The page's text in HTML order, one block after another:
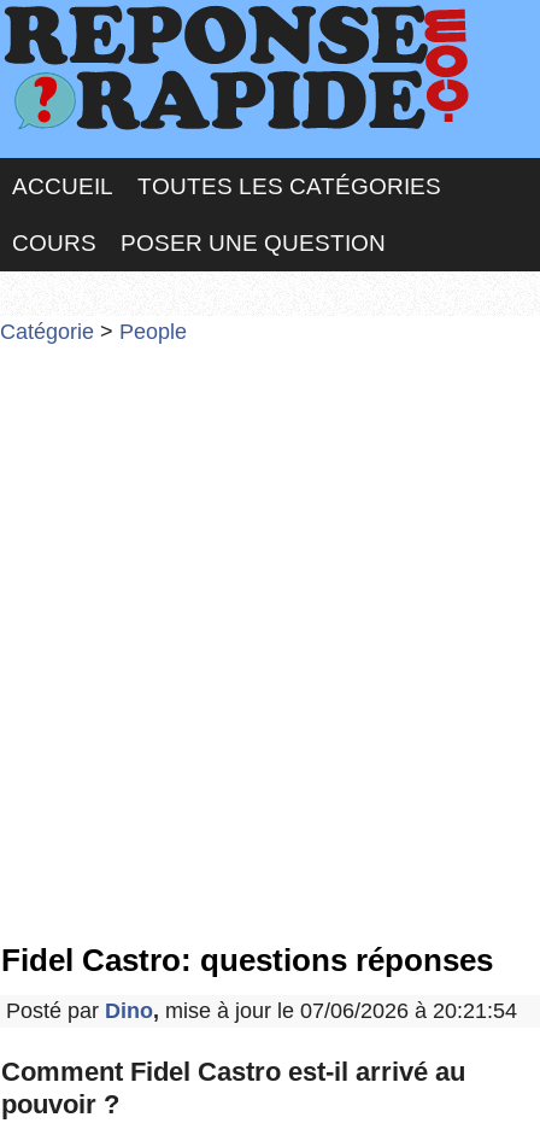
ACCUEIL TOUTES LES CATÉGORIES
COURS POSER UNE QUESTION
Catégorie > People
Fidel Castro: questions réponses
Posté par Dino, mise à jour le 07/06/2026 à 20:21:54
Comment Fidel Castro est-il arrivé au
pouvoir ?